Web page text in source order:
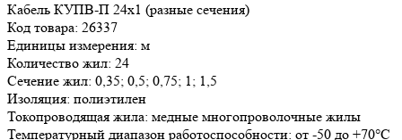
Кабель КУПВ-П 24х1 (разные сечения)
Код товара: 26337
Единицы измерения: м
Количество жил: 24
Сечение жил: 0,35; 0,5; 0,75; 1; 1,5
Изоляция: полиэтилен
Токопроводящая жила: медные многопроволочные жилы
Температурный диапазон работоспособности: от -50 до +70°С